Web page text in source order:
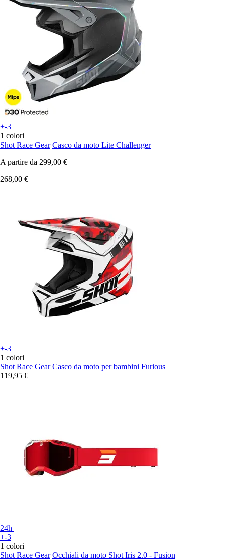
+-3
1 colori
Shot Race Gear Casco da moto Lite Challenger
A partire da 299,00 €
268,00 €
+-3
1 colori
Shot Race Gear Casco da moto per bambini Furious
119,95 €
24h
+-3
1 colori
Shot Race Gear Occhiali da moto Shot Iris 2.0 - Fusion